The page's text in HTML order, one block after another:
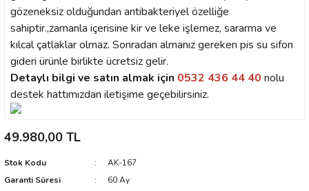
gözeneksiz olduğundan antibakteriyel özelliğe
sahiptir.,zamanla içerisine kir ve leke işlemez, sararma ve
kılcal çatlaklar olmaz. Sonradan almanız gereken pis su sifon
gideri ürünle birlikte ücretsiz gelir.
Detaylı bilgi ve satın almak için 0532 436 44 40 nolu
destek hattımızdan iletişime geçebilirsiniz.
49.980,00 TL
Stok Kodu
AK-167
Garanti Süresi
60 Ay